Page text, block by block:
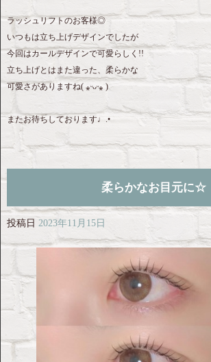
ラッシュリフトのお客様◎
いつもは立ち上げデザインでしたが
今回はカールデザインで可愛らしく!!
立ち上げとはまた違った、柔らかな
可愛さがありますね( ⁎ᵕᴗᵕ⁎ )
またお待ちしております♩.•
柔らかなお目元に☆
投稿日 2023年11月15日